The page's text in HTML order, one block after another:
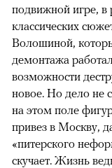
подвижной игре, в
классических
Волошиной,
демонтажа
возможности
новое. Но дело не
на этом поле
привез в Москву,
«питерского
скучает. Жизнь